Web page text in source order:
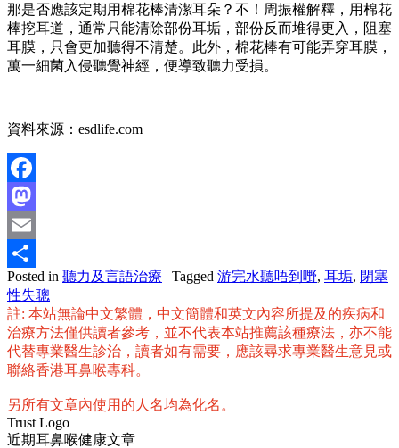
那是否應該定期用棉花棒清潔耳朵？不！周振權解釋，用棉花
棒挖耳道，通常只能清除部份耳垢，部份反而堆得更入，阻塞
耳膜，只會更加聽得不清楚。此外，棉花棒有可能弄穿耳膜，
萬一細菌入侵聽覺神經，便導致聽力受損。
資料來源：esdlife.com
Facebook
Mastodon
Email
分
享
Posted in 聽力及言語治療 | Tagged 游完水聽唔到嘢, 耳垢, 閉塞
性失聰
註: 本站無論中文繁體，中文簡體和英文內容所提及的疾病和
治療方法僅供讀者參考，並不代表本站推薦該種療法，亦不能
代替專業醫生診治，讀者如有需要，應該尋求專業醫生意見或
聯絡香港耳鼻喉專科。
另所有文章內使用的人名均為化名。
Trust Logo
近期耳鼻喉健康文章